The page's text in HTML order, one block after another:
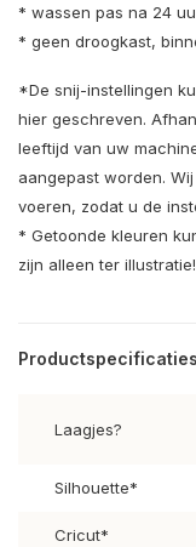
* wassen pas na 24
* geen droogkast,
*De snij-instellingen
hier geschreven.
leeftijd van uw
aangepast worden.
voeren, zodat u de
* Getoonde kleuren
zijn alleen ter illustratie!
Productspecificaties
Laagjes?
Silhouette*
Cricut*